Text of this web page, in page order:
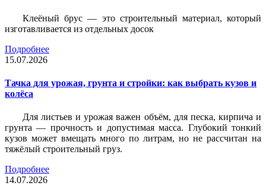
Клеёный брус — это строительный материал, который
изготавливается из отдельных досок
Подробнее
15.07.2026
Тачка для урожая, грунта и стройки: как выбрать кузов и
колёса
Для листьев и урожая важен объём, для песка, кирпича и
грунта — прочность и допустимая масса. Глубокий тонкий
кузов может вмещать много по литрам, но не рассчитан на
тяжёлый строительный груз.
Подробнее
14.07.2026